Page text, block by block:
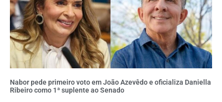
Nabor pede primeiro voto em João Azevêdo e oficializa Daniella
Ribeiro como 1ª suplente ao Senado